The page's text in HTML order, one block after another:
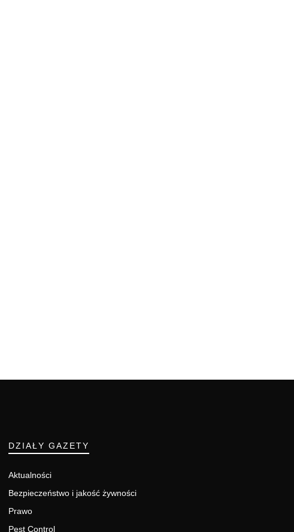
DZIAŁY GAZETY
Aktualności
Bezpieczeństwo i jakość żywności
Prawo
Pest Control